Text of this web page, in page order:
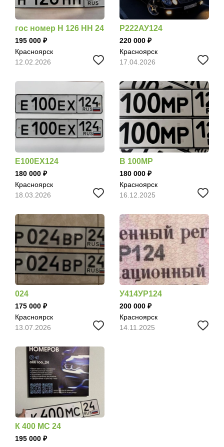
гос номер Н 126 НН 24
195 000
Красноярск
12.02.2026
Р222АУ124
220 000
Красноярск
17.04.2026
Е100ЕХ124
180 000
Красноярск
18.03.2026
В 100МР
180 000
Красноярск
16.12.2025
024
175 000
Красноярск
13.07.2026
У414УР124
200 000
Красноярск
14.11.2025
К 400 МС 24
195 000